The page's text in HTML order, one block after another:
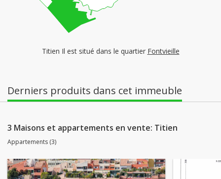
Titien Il est situé dans le quartier Fontvieille
Derniers produits dans cet immeuble
3 Maisons et appartements en vente: Titien
Appartements (3)